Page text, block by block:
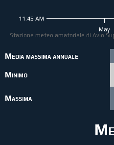
May
11:45 AM
Stazione meteo amatoriale di Avio
Media massima annuale
Minimo
Massima